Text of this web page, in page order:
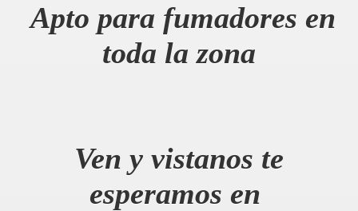
Apto para fumadores en
toda la zona
Ven y vistanos te
esperamos en